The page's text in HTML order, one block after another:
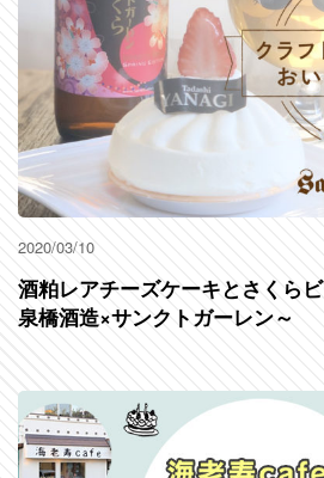
2020/03/10
酒粕レアチーズケーキとさくら
泉橋酒造×サンクトガーレン～